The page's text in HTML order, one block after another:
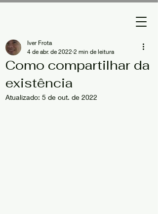
Como compartilhar da
existência
Iver Frota
4 de abr. de 2022 2 min de leitura
Atualizado: 5 de out. de 2022